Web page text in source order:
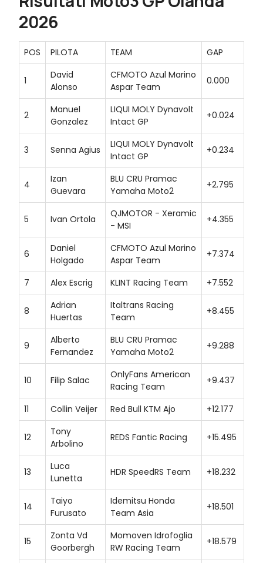
2026
POS PILOTA TEAM GAP
1
David
Alonso
CFMOTO Azul Marino
Aspar Team
0.000
2
Manuel
Gonzalez
LIQUI MOLY Dynavolt
Intact GP
+0.024
3 Senna Agius
LIQUI MOLY Dynavolt
Intact GP
+0.234
4
Izan
Guevara
BLU CRU Pramac
Yamaha Moto2
+2.795
5 Ivan Ortola
QJMOTOR - Xeramic
- MSI
+4.355
6
Daniel
Holgado
CFMOTO Azul Marino
Aspar Team
+7.374
7 Alex Escrig KLINT Racing Team +7.552
8
Adrian
Huertas
Italtrans Racing
Team
+8.455
9
Alberto
Fernandez
BLU CRU Pramac
Yamaha Moto2
+9.288
10 Filip Salac
OnlyFans American
Racing Team
+9.437
11 Collin Veijer Red Bull KTM Ajo +12.177
12
Tony
Arbolino
REDS Fantic Racing +15.495
13
Luca
Lunetta
HDR SpeedRS Team +18.232
14
Taiyo
Furusato
Idemitsu Honda
Team Asia
+18.501
15
Zonta Vd
Goorbergh
Momoven Idrofoglia
RW Racing Team
+18.579